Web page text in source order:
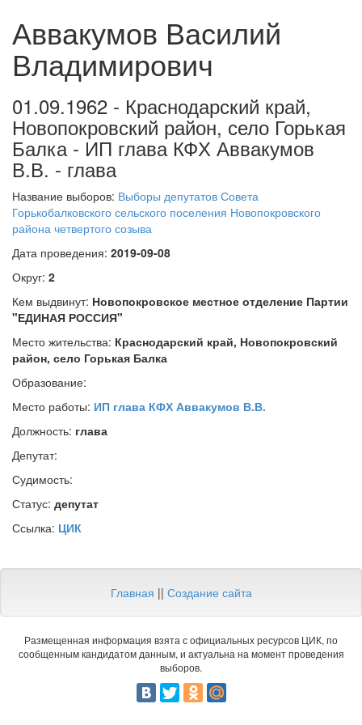
Аввакумов Василий
Владимирович
01.09.1962 - Краснодарский край,
Новопокровский район, село Горькая
Балка - ИП глава КФХ Аввакумов
В.В. - глава
Название выборов: Выборы депутатов Совета
Горькобалковского сельского поселения Новопокровского
района четвертого созыва
Дата проведения: 2019-09-08
Округ: 2
Кем выдвинут: Новопокровское местное отделение Партии
"ЕДИНАЯ РОССИЯ"
Место жительства: Краснодарский край, Новопокровский
район, село Горькая Балка
Образование:
Место работы: ИП глава КФХ Аввакумов В.В.
Должность: глава
Депутат:
Судимость:
Статус: депутат
Ссылка: ЦИК
Главная || Создание сайта
Размещенная информация взята с официальных ресурсов ЦИК, по
сообщенным кандидатом данным, и актуальна на момент проведения
выборов.